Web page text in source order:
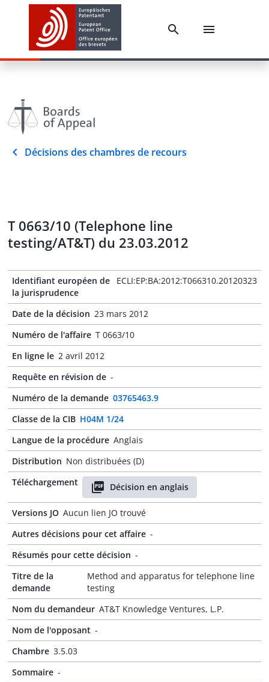
Décisions des chambres de recours
T 0663/10 (Telephone line
testing/AT&T) du 23.03.2012
Identifiant européen de
la jurisprudence
ECLI:EP:BA:2012:T066310.20120323
Date de la décision 23 mars 2012
Numéro de l'affaire T 0663/10
En ligne le 2 avril 2012
Requête en révision de -
Numéro de la demande 03765463.9
Classe de la CIB H04M 1/24
Langue de la procédure Anglais
Distribution Non distribuées (D)
Téléchargement
Décision en anglais
Versions JO Aucun lien JO trouvé
Autres décisions pour cet affaire -
Résumés pour cette décision -
Titre de la
demande
Method and apparatus for telephone line
testing
Nom du demandeur AT&T Knowledge Ventures, L.P.
Nom de l'opposant -
Chambre 3.5.03
Sommaire -